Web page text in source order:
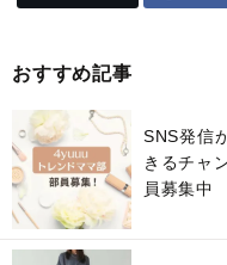
おすすめ記事
SNS発信
きるチャ
員募集中